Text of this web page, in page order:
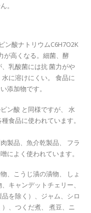
。
ン酸ナトリウムC6H7O2K
が高くなる。細菌、酵
乳酸菌には抗 菌力がや
に溶けにくい。 食品に
添加物です。
ン酸 と同様ですが、 水
食品に使われています。
製品、魚介乾製品、 フラ
によく使われています。
、こうじ漬の漬物、 しょ
キャンデットチェリー、
を除く）、ジャム、シロ
、つくだ煮、 煮豆、ニ